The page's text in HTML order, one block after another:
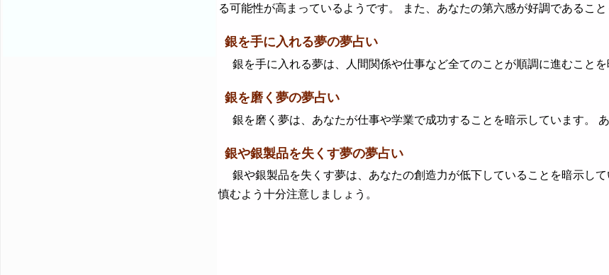
る可能性が高まっているようです。 また、あなたの第六感が好調であること
銀を手に入れる夢の夢占い
銀を手に入れる夢は、人間関係や仕事など全てのことが順調に進むこと
銀を磨く夢の夢占い
銀を磨く夢は、あなたが仕事や学業で成功することを暗示しています。
銀や銀製品を失くす夢の夢占い
銀や銀製品を失くす夢は、あなたの創造力が低下していることを暗示し
慎むよう十分注意しましょう。